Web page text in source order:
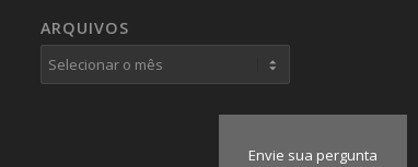
Envie sua pergunta
curso de capacitação
auditivo
ARQUIVOS